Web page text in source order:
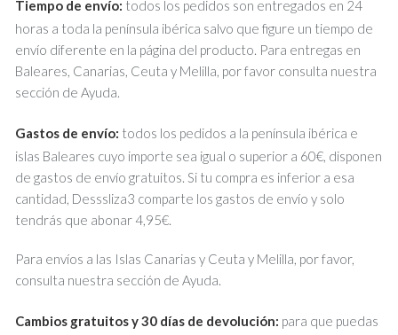
Tiempo de envío: todos los pedidos son entregados en 24
horas a toda la península ibérica salvo que figure un tiempo de
envío diferente en la página del producto. Para entregas en
Baleares, Canarias, Ceuta y Melilla, por favor consulta nuestra
sección de Ayuda.
Gastos de envío: todos los pedidos a la península ibérica e
islas Baleares cuyo importe sea igual o superior a 60€, disponen
de gastos de envío gratuitos. Si tu compra es inferior a esa
cantidad, Desssliza3 comparte los gastos de envío y solo
tendrás que abonar 4,95€.
Para envíos a las Islas Canarias y Ceuta y Melilla, por favor,
consulta nuestra sección de Ayuda.
Cambios gratuitos y 30 días de devolución: para que puedas